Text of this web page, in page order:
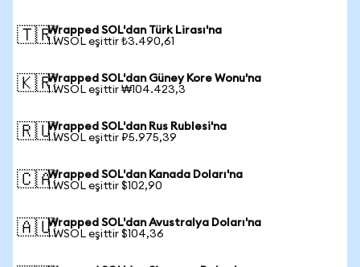
🇹🇷Wrapped SOL'dan Türk Lirası'na
1 WSOL eşittir ₺3.490,61
🇰🇷Wrapped SOL'dan Güney Kore Wonu'na
1 WSOL eşittir ₩104.423,3
🇷🇺Wrapped SOL'dan Rus Rublesi'na
1 WSOL eşittir ₽5.975,39
🇨🇦Wrapped SOL'dan Kanada Doları'na
1 WSOL eşittir $102,90
🇦🇺Wrapped SOL'dan Avustralya Doları'na
1 WSOL eşittir $104,36